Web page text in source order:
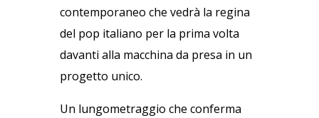
contemporaneo che vedrà la regina
del pop italiano per la prima volta
davanti alla macchina da presa in un
progetto unico.
Un lungometraggio che conferma